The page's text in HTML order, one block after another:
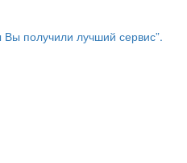
получили лучший сервис”.